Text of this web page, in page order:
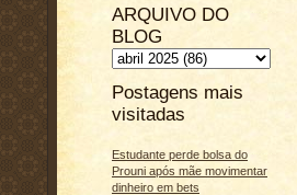
ARQUIVO DO
BLOG
Postagens mais
visitadas
Estudante perde bolsa do
Prouni após mãe movimentar
dinheiro em bets